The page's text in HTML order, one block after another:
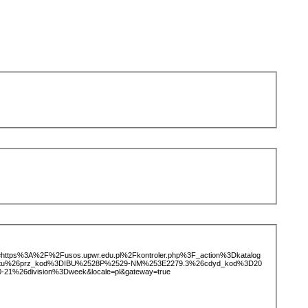
NM%253E2279.3%26cdyd_kod%3D20